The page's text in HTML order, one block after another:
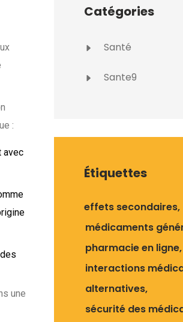
:
avec
une
Catégories
Santé
Sante9
Étiquettes
effets secondaires
médicaments
pharmacie en ligne
interactions
alternatives
sécurité des